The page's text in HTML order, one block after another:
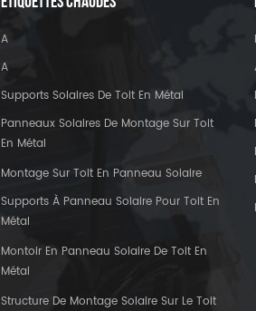
A
A
Supports Solaires De Toit En Métal
Panneaux Solaires De Montage Sur Toit
En Métal
Montage Sur Toit En Panneau Solaire
Supports À Panneau Solaire Pour Toit En
Métal
Montoir En Panneau Solaire De Toit En
Métal
Structure De Montage Solaire Sur Le Toit